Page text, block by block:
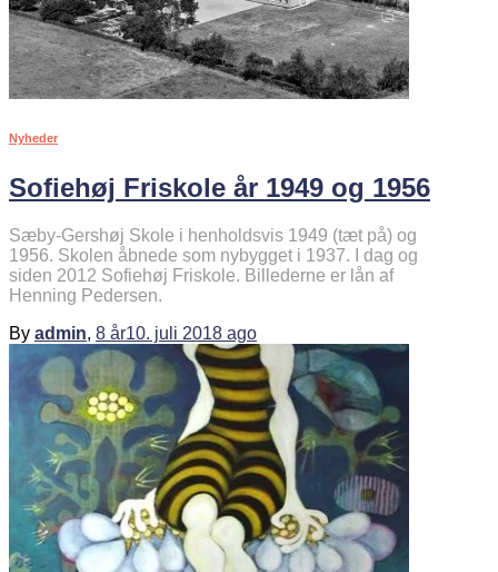
Nyheder
Sofiehøj Friskole år 1949 og 1956
Sæby-Gershøj Skole i henholdsvis 1949 (tæt på) og
1956. Skolen åbnede som nybygget i 1937. I dag og
siden 2012 Sofiehøj Friskole. Billederne er lån af
Henning Pedersen.
By admin, 8 år10. juli 2018 ago